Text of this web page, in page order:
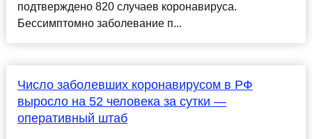
подтверждено 820 случаев коронавируса.
Бессимптомно заболевание п...
Число заболевших коронавирусом в РФ
выросло на 52 человека за сутки —
оперативный штаб